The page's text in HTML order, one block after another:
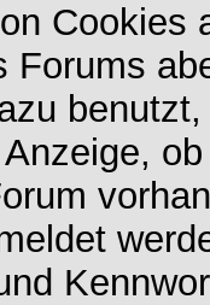
Forums